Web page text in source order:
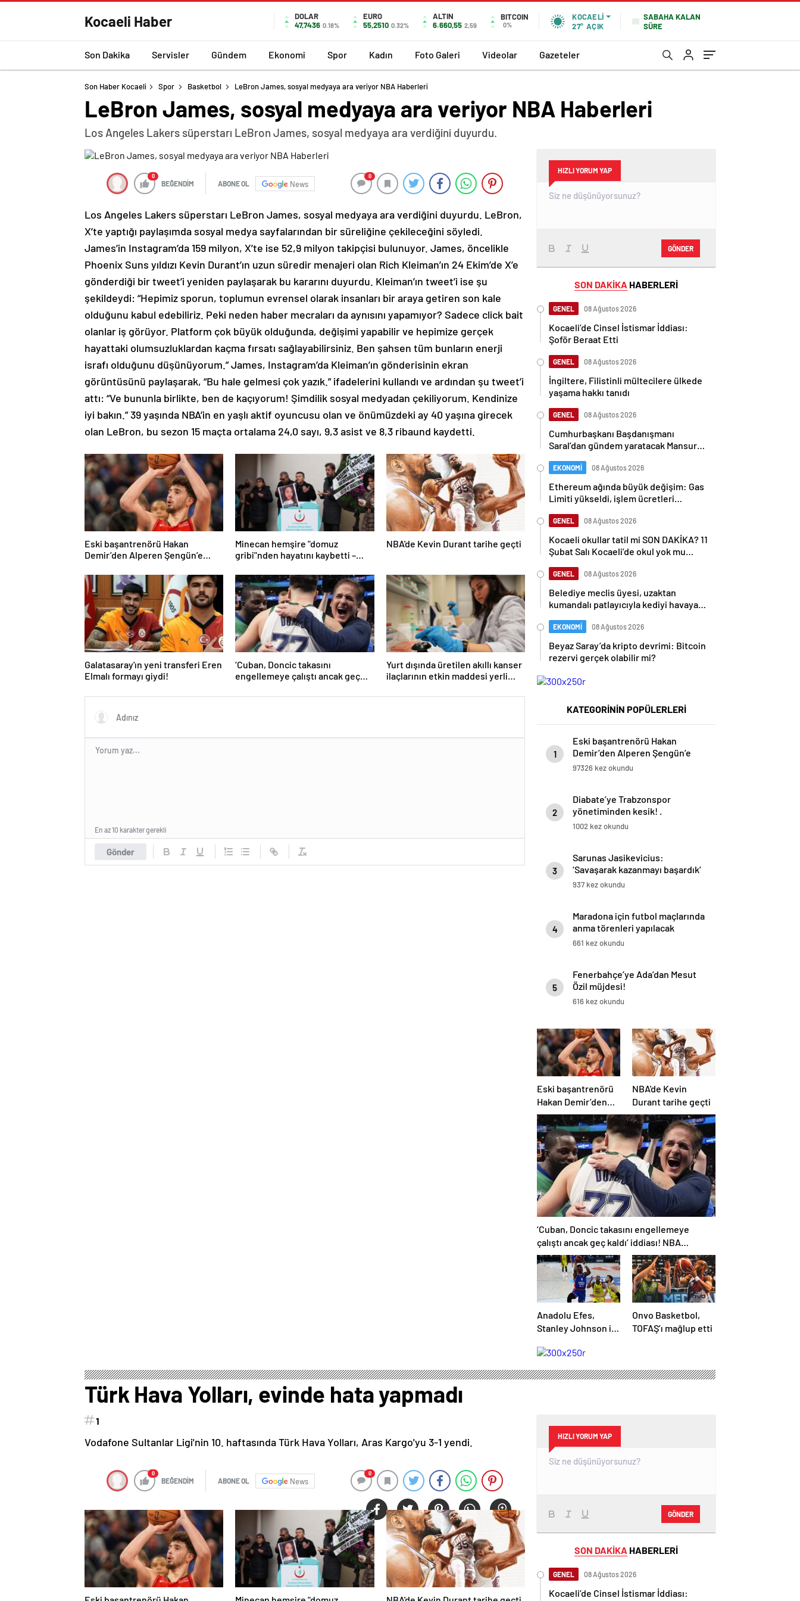
Kocaeli Haber
DOLAR
47,7436 0.18%
EURO
55,2510 0.32%
ALTIN
6.660,55 2,59
BITCOIN
0%
KOCAELI
27° AÇIK
SABAHA KALAN
SÜRE
Son Dakika Servisler Gündem Ekonomi Spor Kadın Foto Galeri Videolar Gazeteler
Son Haber Kocaeli Spor Basketbol LeBron James, sosyal medyaya ara veriyor NBA Haberleri
LeBron James, sosyal medyaya ara veriyor NBA Haberleri
Los Angeles Lakers süperstarı LeBron James, sosyal medyaya ara verdiğini duyurdu.
0
BEĞENDİM ABONE OL News
0
Los Angeles Lakers süperstarı LeBron James, sosyal medyaya ara verdiğini duyurdu. LeBron,
X’te yaptığı paylaşımda sosyal medya sayfalarından bir süreliğine çekileceğini söyledi.
James’in Instagram’da 159 milyon, X’te ise 52,9 milyon takipçisi bulunuyor. James, öncelikle
Phoenix Suns yıldızı Kevin Durant’ın uzun süredir menajeri olan Rich Kleiman’ın 24 Ekim’de X’e
gönderdiği bir tweet’i yeniden paylaşarak bu kararını duyurdu. Kleiman’ın tweet’i ise şu
şekildeydi: “Hepimiz sporun, toplumun evrensel olarak insanları bir araya getiren son kale
olduğunu kabul edebiliriz. Peki neden haber mecraları da aynısını yapamıyor? Sadece click bait
olanlar iş görüyor. Platform çok büyük olduğunda, değişimi yapabilir ve hepimize gerçek
hayattaki olumsuzluklardan kaçma fırsatı sağlayabilirsiniz. Ben şahsen tüm bunların enerji
israfı olduğunu düşünüyorum.” James, Instagram’da Kleiman’ın gönderisinin ekran
görüntüsünü paylaşarak, “Bu hale gelmesi çok yazık.” ifadelerini kullandı ve ardından şu tweet’i
attı: “Ve bununla birlikte, ben de kaçıyorum! Şimdilik sosyal medyadan çekiliyorum. Kendinize
iyi bakın.” 39 yaşında NBA’in en yaşlı aktif oyuncusu olan ve önümüzdeki ay 40 yaşına girecek
olan LeBron, bu sezon 15 maçta ortalama 24,0 sayı, 9,3 asist ve 8,3 ribaund kaydetti.
Eski başantrenörü Hakan
Demir’den Alperen Şengün’e
Minecan hemşire "domuz
gribi"nden hayatını kaybetti –
NBA'de Kevin Durant tarihe geçti
Galatasaray'ın yeni transferi Eren
Elmalı formayı giydi!
‘Cuban, Doncic takasını
engellemeye çalıştı ancak geç
Yurt dışında üretilen akıllı kanser
ilaçlarının etkin maddesi yerli
Haberleri
Gönder
En az 10 karakter gerekli
HIZLI YORUM YAP
GÖNDER
SON DAKİKA HABERLERİ
GENEL 08 Ağustos 2026
Kocaeli’de Cinsel İstismar İddiası:
Şoför Beraat Etti
GENEL 08 Ağustos 2026
İngiltere, Filistinli mültecilere ülkede
yaşama hakkı tanıdı
GENEL 08 Ağustos 2026
Cumhurbaşkanı Başdanışmanı
Saral’dan gündem yaratacak Mansur
EKONOMİ 08 Ağustos 2026
Ethereum ağında büyük değişim: Gas
Limiti yükseldi, işlem ücretleri
GENEL 08 Ağustos 2026
Kocaeli okullar tatil mi SON DAKİKA? 11
Şubat Salı Kocaeli’de okul yok mu
TATİLİ)?
GENEL 08 Ağustos 2026
Belediye meclis üyesi, uzaktan
kumandalı patlayıcıyla kediyi havaya
EKONOMİ 08 Ağustos 2026
Beyaz Saray’da kripto devrimi: Bitcoin
rezervi gerçek olabilir mi?
KATEGORİNİN POPÜLERLERİ
1
Eski başantrenörü Hakan
Demir’den Alperen Şengün’e
övgü
97326 kez okundu
2
Diabate’ye Trabzonspor
yönetiminden kesik! .
1002 kez okundu
3
Sarunas Jasikevicius:
‘Savaşarak kazanmayı başardık’
937 kez okundu
4
Maradona için futbol maçlarında
anma törenleri yapılacak
661 kez okundu
5
Fenerbahçe’ye Ada’dan Mesut
Özil müjdesi!
616 kez okundu
Eski başantrenörü
Hakan Demir’den
Alperen Şengün’e
övgü
NBA'de Kevin
Durant tarihe geçti
‘Cuban, Doncic takasını engellemeye
çalıştı ancak geç kaldı’ iddiası! NBA
Haberleri
Anadolu Efes,
Stanley Johnson ile
Onvo Basketbol,
TOFAŞ’ı mağlup etti
Türk Hava Yolları, evinde hata yapmadı
1
Vodafone Sultanlar Ligi'nin 10. haftasında Türk Hava Yolları, Aras Kargo'yu 3-1 yendi.
0 0
HIZLI YORUM YAP
GÖNDER
SON DAKİKA HABERLERİ
GENEL 08 Ağustos 2026
Kocaeli’de Cinsel İstismar İddiası: